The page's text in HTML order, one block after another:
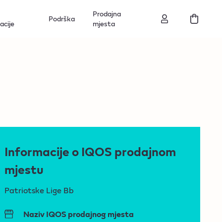
Podrška
Prodajna
mjesta
Informacije o IQOS prodajnom
mjestu
Patriotske Lige Bb
Naziv IQOS prodajnog mjesta